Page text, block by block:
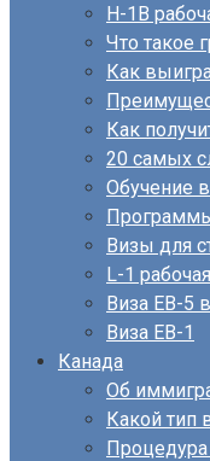
H-1B
Что такое
Как
Как
20 самых
Обучение
Визы для
L-1
Виза EB-5
Виза ЕВ-1
Канада
Об
Какой тип